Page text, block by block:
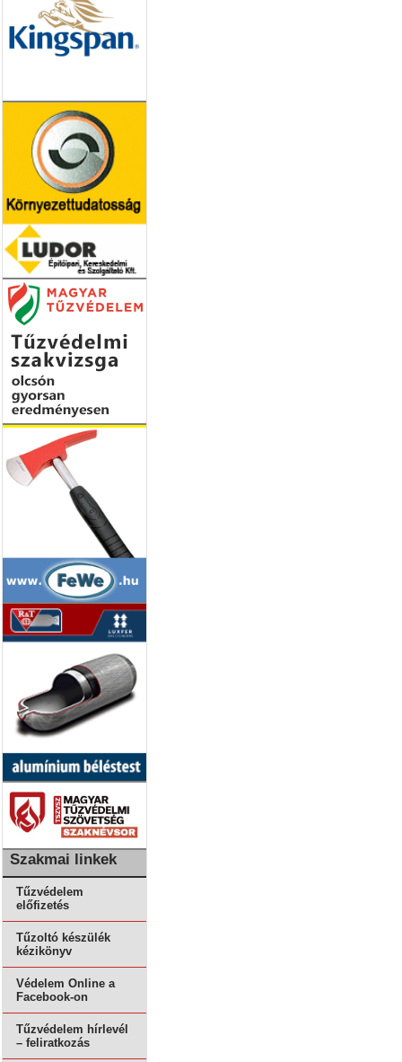
Szakmai linkek
Tűzvédelem
előfizetés
Tűzoltó készülék
kézikönyv
Védelem Online a
Facebook-on
Tűzvédelem hírlevél
– feliratkozás